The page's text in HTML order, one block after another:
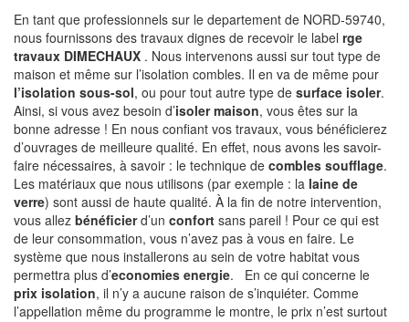
En tant que professionnels sur le departement de NORD-59740,
nous fournissons des travaux dignes de recevoir le label rge
travaux DIMECHAUX . Nous intervenons aussi sur tout type de
maison et même sur l’isolation combles. Il en va de même pour
l’isolation sous-sol, ou pour tout autre type de surface isoler.
Ainsi, si vous avez besoin d’isoler maison, vous êtes sur la
bonne adresse ! En nous confiant vos travaux, vous bénéficierez
d’ouvrages de meilleure qualité. En effet, nous avons les savoir-
faire nécessaires, à savoir : le technique de combles soufflage.
Les matériaux que nous utilisons (par exemple : la laine de
verre) sont aussi de haute qualité. À la fin de notre intervention,
vous allez bénéficierd’un confort sans pareil ! Pour ce qui est
de leur consommation, vous n’avez pas à vous en faire. Le
système que nous installerons au sein de votre habitat vous
permettra plus d’economies energie. En ce qui concerne le
prix isolation, il n’y a aucune raison de s’inquiéter. Comme
l’appellation même du programme le montre, le prix n’est surtout